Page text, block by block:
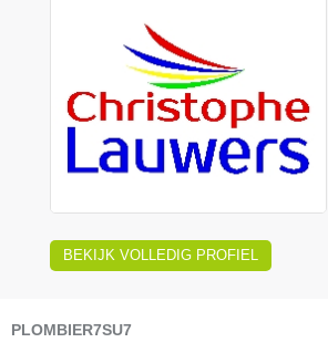
BEKIJK VOLLEDIG PROFIEL
PLOMBIER7SU7